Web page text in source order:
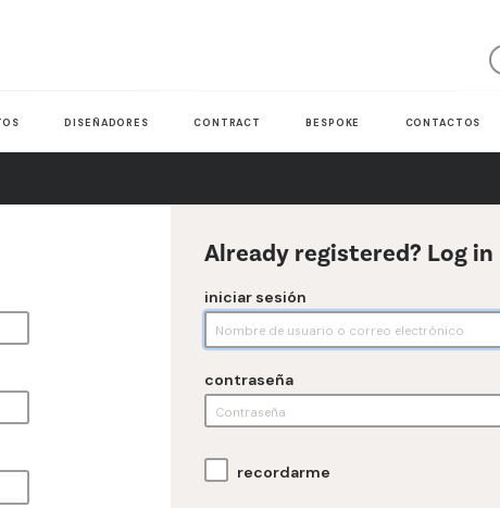
DISEÑADORES CONTRACT BESPOKE CONTACTOS
Already registered? Log in
iniciar sesión
contraseña
recordarme